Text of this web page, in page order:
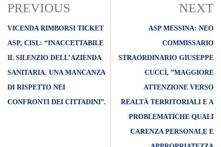
PREVIOUS
VICENDA RIMBORSI TICKET
ASP, CISL: “INACCETTABILE
IL SILENZIO DELL’AZIENDA
SANITARIA. UNA MANCANZA
DI RISPETTO NEI
CONFRONTI DEI CITTADINI”.
NEXT
ASP MESSINA: NEO
COMMISSARIO
STRAORDINARIO GIUSEPPE
CUCCÌ, ”MAGGIORE
ATTENZIONE VERSO
REALTÀ TERRITORIALI E A
PROBLEMATICHE QUALI
CARENZA PERSONALE E